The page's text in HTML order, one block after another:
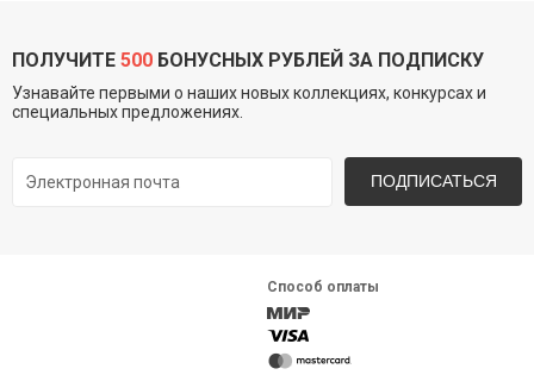
ПОЛУЧИТЕ 500 БОНУСНЫХ РУБЛЕЙ ЗА ПОДПИСКУ
Узнавайте первыми о наших новых коллекциях, конкурсах и
специальных предложениях.
ПОДПИСАТЬСЯ
Способ оплаты